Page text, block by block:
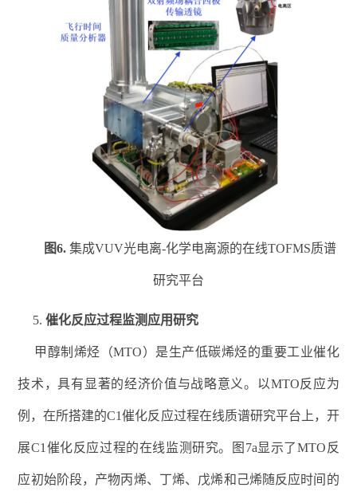
图6. 集成VUV光电离-化学电离源的在线TOFMS质谱
研究平台
5.催化反应过程监测应用研究
甲醇制烯烃 （MTO） 是生产低碳烯烃的重要工业催化
技术，具有显著的经济价值与战略意义。 以MTO反应为
例，在所搭建的C1催化反应过程在线质谱研究平台上，开
展C1 催化反应过程的在线监测研究。 图 7a显示了MTO 反
应初始阶段，产物丙烯、丁烯、戊烯和己烯随反应时间的